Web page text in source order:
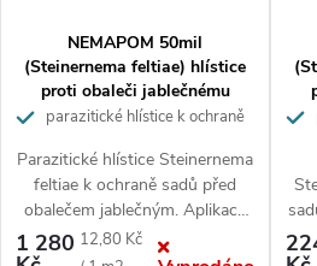
r
o
d
u
p
r
o
d
NEMAPOM 50mil
(Steinernema feltiae) hlístice
proti obaleči jablečnému
parazitické hlístice k ochraně
Parazitické hlístice Steinernema
feltiae k ochraně sadů před
obalečem jablečným. Aplikace
těchto mikroskopických
pomocníků je ekologická,
1 280 Měrná
12,80 Kč